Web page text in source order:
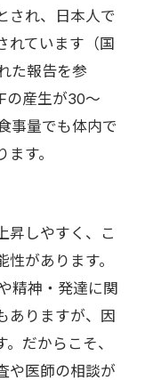
され、日本人で
れています（国
た報告を参
の産生が30～
事量でも体内で
す。
昇しやすく、こ
があります。
精神・発達に関
ありますが、因
だからこそ、
や医師の相談が